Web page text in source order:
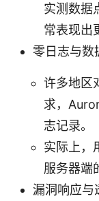
实测数据
常表现出
零日志与数
许多地区
求，
志记录。
实际上，
服务器端
漏洞响应与